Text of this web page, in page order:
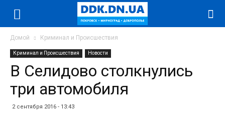
Домой Криминал и Происшествия
Криминал и Происшествия Новости
В Селидово столкнулись
три автомобиля
2 сентября 2016 - 13:43